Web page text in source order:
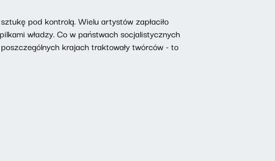
pod kontrolą. Wielu artystów zapłaciło
władzy. Co w państwach socjalistycznych
krajach traktowały twórców - to